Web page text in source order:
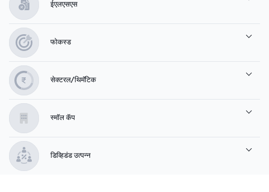
ईएलएसएस
फोकस्ड
सेक्टरल/थिमॅटिक
स्मॉल कॅप
डिव्हिडंड उत्पन्न